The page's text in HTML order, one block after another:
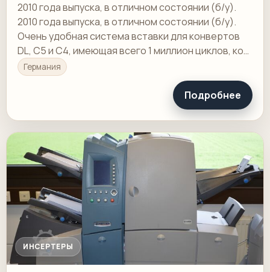
2010 года выпуска, в отличном состоянии (б/у).
2010 года выпуска, в отличном состоянии (б/у).
Очень удобная система вставки для конвертов
DL, C5 и C4, имеющая всего 1 миллион циклов, код
считывания с камеры 2D Data Matrix…
Германия
Подробнее
ИНСЕРТЕРЫ